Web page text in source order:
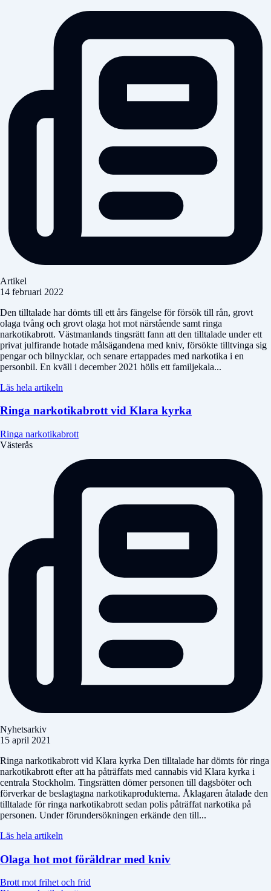
Artikel
14 februari 2022
Den tilltalade har dömts till ett års fängelse för försök till rån, grovt
olaga tvång och grovt olaga hot mot närstående samt ringa
narkotikabrott. Västmanlands tingsrätt fann att den tilltalade under ett
privat julfirande hotade målsägandena med kniv, försökte tilltvinga sig
pengar och bilnycklar, och senare ertappades med narkotika i en
personbil. En kväll i december 2021 hölls ett familjekala...
Läs hela artikeln
Ringa narkotikabrott vid Klara kyrka
Ringa narkotikabrott
Västerås
Nyhetsarkiv
15 april 2021
Ringa narkotikabrott vid Klara kyrka Den tilltalade har dömts för ringa
narkotikabrott efter att ha påträffats med cannabis vid Klara kyrka i
centrala Stockholm. Tingsrätten dömer personen till dagsböter och
förverkar de beslagtagna narkotikaprodukterna. Åklagaren åtalade den
tilltalade för ringa narkotikabrott sedan polis påträffat narkotika på
personen. Under förundersökningen erkände den till...
Läs hela artikeln
Olaga hot mot föräldrar med kniv
Brott mot frihet och frid